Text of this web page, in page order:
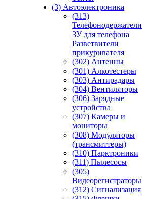
(3) Автоэлектроника
(313)
Телефонодержатели
ЗУ для телефона
Разветвители
прикуривателя
(302) Антенны
(301) Алкотестеры
(303) Антирадары
(304) Вентиляторы
(306) Зарядные
устройства
(307) Камеры и
мониторы
(308) Модуляторы
(трансмиттеры)
(310) Парктроники
(311) Пылесосы
(305)
Видеорегистраторы
(312) Сигнализация